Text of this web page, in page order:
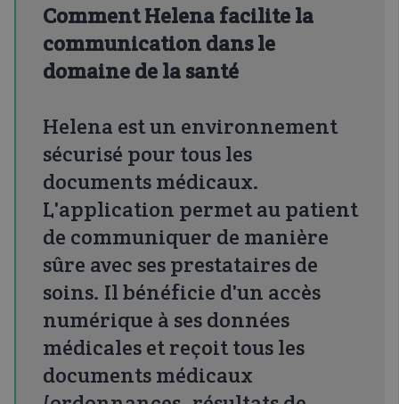
Comment Helena facilite la
communication dans le
domaine de la santé
Helena est un environnement
sécurisé pour tous les
documents médicaux.
L'application permet au patient
de communiquer de manière
sûre avec ses prestataires de
soins. Il bénéficie d'un accès
numérique à ses données
médicales et reçoit tous les
documents médicaux